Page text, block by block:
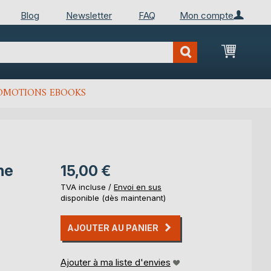
Mon compte
Blog Newsletter FAQ
Mon
EBOOKS
15,00 €
TVA incluse / Envoi en sus
disponible (dès maintenant)
AJOUTER AU PANIER
Ajouter à ma liste d'envies